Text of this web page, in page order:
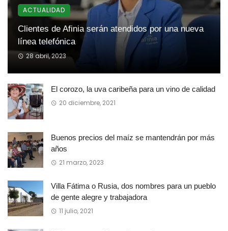
ACTUALIDAD
Clientes de Afinia serán atendidos por una nueva
línea telefónica
28 abril, 2023
El corozo, la uva caribeña para un vino de calidad
20 diciembre, 2021
Buenos precios del maíz se mantendrán por más
años
21 marzo, 2023
Villa Fátima o Rusia, dos nombres para un pueblo
de gente alegre y trabajadora
11 julio, 2021